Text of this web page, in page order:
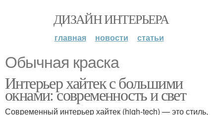
ДИЗАЙН ИНТЕРЬЕРА
главная новости статьи
Обычная краска
Интерьер хайтек с большими
окнами: современность и свет
Современный интерьер хайтек (high-tech) — это стиль,